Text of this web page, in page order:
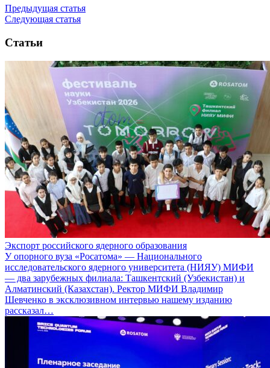
Предыдущая статья
Следующая статья
Статьи
Экспорт российского ядерного образования
У опорного вуза «Росатома» — Национального
исследовательского ядерного университета (НИЯУ) МИФИ
— два зарубежных филиала: Ташкентский (Узбекистан) и
Алматинский (Казахстан). Ректор МИФИ Владимир
Шевченко в эксклюзивном интервью нашему изданию
рассказал…